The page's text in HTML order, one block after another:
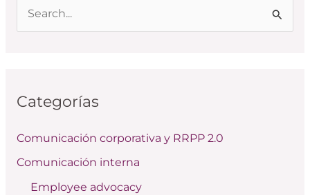
a
p
o
Categorías
Comunicación corporativa y RRPP 2.0
Comunicación interna
Employee advocacy